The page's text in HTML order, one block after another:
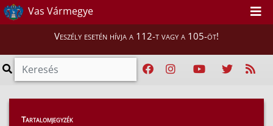
Vas Vármegye
Veszély esetén hívja a 112-t vagy a 105-öt!
Magunkról
Tartalomjegyzék